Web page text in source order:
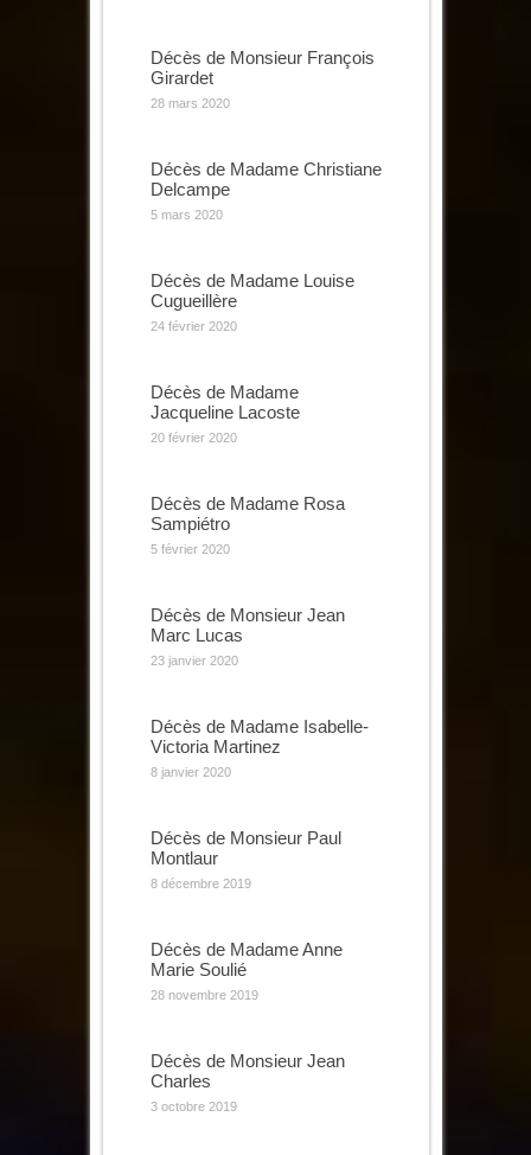
Décès de Monsieur François
Girardet
28 mars 2020
Décès de Madame Christiane
Delcampe
5 mars 2020
Décès de Madame Louise
Cugueillère
24 février 2020
Décès de Madame
Jacqueline Lacoste
20 février 2020
Décès de Madame Rosa
Sampiétro
5 février 2020
Décès de Monsieur Jean
Marc Lucas
23 janvier 2020
Décès de Madame Isabelle-
Victoria Martinez
8 janvier 2020
Décès de Monsieur Paul
Montlaur
8 décembre 2019
Décès de Madame Anne
Marie Soulié
28 novembre 2019
Décès de Monsieur Jean
Charles
3 octobre 2019